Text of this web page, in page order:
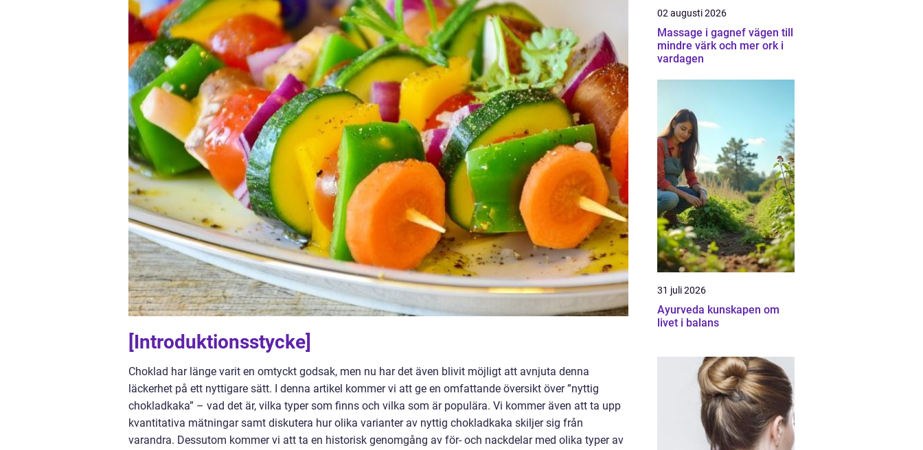
[Introduktionsstycke]
Choklad har länge varit en omtyckt godsak, men nu har det även blivit möjligt att avnjuta denna
läckerhet på ett nyttigare sätt. I denna artikel kommer vi att ge en omfattande översikt över ”nyttig
chokladkaka” – vad det är, vilka typer som finns och vilka som är populära. Vi kommer även att ta upp
kvantitativa mätningar samt diskutera hur olika varianter av nyttig chokladkaka skiljer sig från
varandra. Dessutom kommer vi att ta en historisk genomgång av för- och nackdelar med olika typer av
02 augusti 2026
Massage i gagnef vägen till
mindre värk och mer ork i
vardagen
31 juli 2026
Ayurveda kunskapen om
livet i balans